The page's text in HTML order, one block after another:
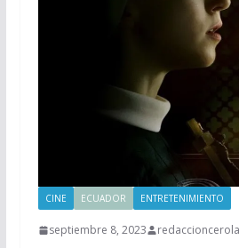
CINE ECUADOR ENTRETENIMIENTO
septiembre 8, 2023